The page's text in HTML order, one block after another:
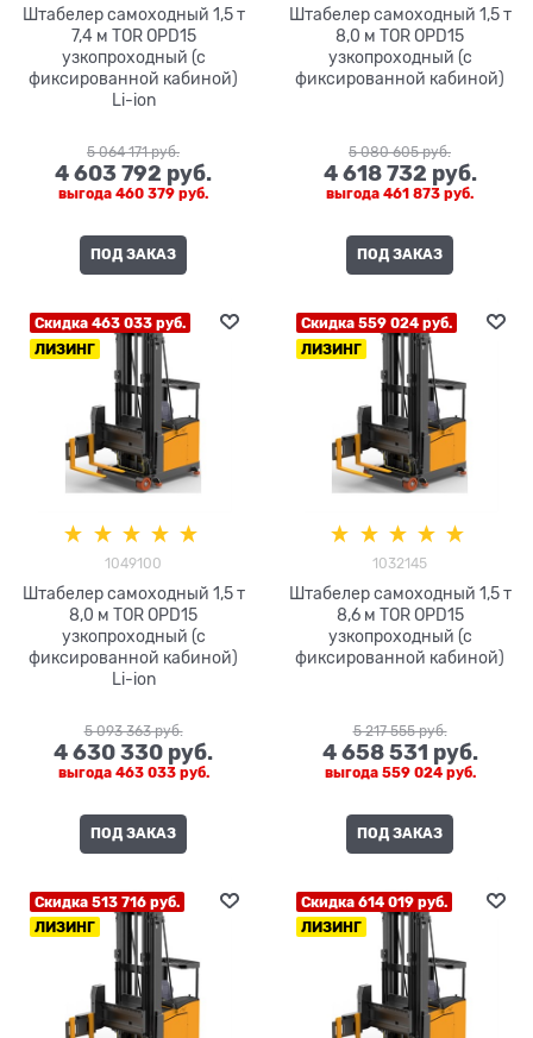
Штабелер самоходный 1,5 т
7,4 м TOR OPD15
узкопроходный (с
фиксированной кабиной)
Li-ion
5 064 171 руб.
4 603 792 руб.
выгода 460 379 руб.
ПОД ЗАКАЗ
Штабелер самоходный 1,5 т
8,0 м TOR OPD15
узкопроходный (с
фиксированной кабиной)
5 080 605 руб.
4 618 732 руб.
выгода 461 873 руб.
ПОД ЗАКАЗ
Скидка 463 033 руб.
ЛИЗИНГ
1049100
Штабелер самоходный 1,5 т
8,0 м TOR OPD15
узкопроходный (с
фиксированной кабиной)
Li-ion
5 093 363 руб.
4 630 330 руб.
выгода 463 033 руб.
ПОД ЗАКАЗ
Скидка 559 024 руб.
ЛИЗИНГ
1032145
Штабелер самоходный 1,5 т
8,6 м TOR OPD15
узкопроходный (с
фиксированной кабиной)
5 217 555 руб.
4 658 531 руб.
выгода 559 024 руб.
ПОД ЗАКАЗ
Скидка 513 716 руб.
ЛИЗИНГ
Скидка 614 019 руб.
ЛИЗИНГ